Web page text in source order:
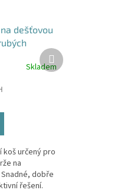
dešťovou
Skladem
koš určený pro
na
dobře
řešení.
Další
produkt